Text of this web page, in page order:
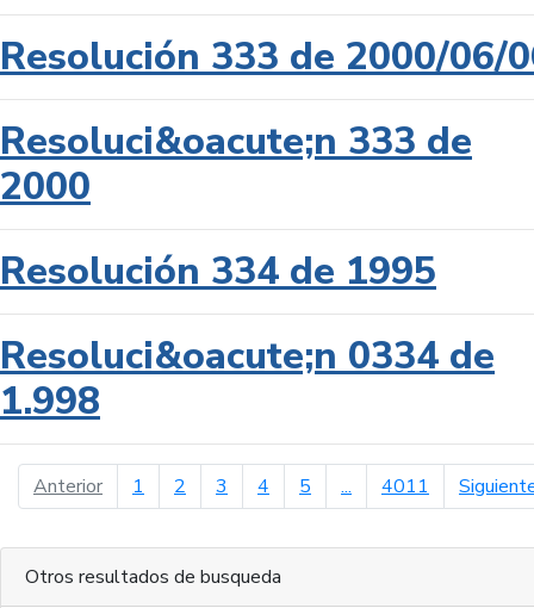
Resolución 333 de 2000/06/
Resoluci&oacute;n 333 de
2000
Resolución 334 de 1995
Resoluci&oacute;n 0334 de
1.998
Anteriorpágina anterior
1 2 3 4 5 ... 4011
Otros resultados de busqueda